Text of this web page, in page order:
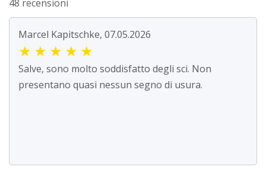
48 recensioni
Marcel Kapitschke, 07.05.2026
★ ★ ★ ★ ★
Salve, sono molto soddisfatto degli sci. Non
presentano quasi nessun segno di usura.